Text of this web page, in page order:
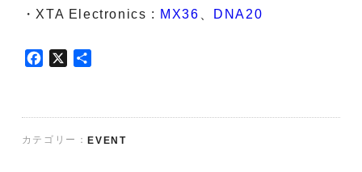
・XTA Electronics : MX36 DNA20
o
X
カテゴリー：EVENT